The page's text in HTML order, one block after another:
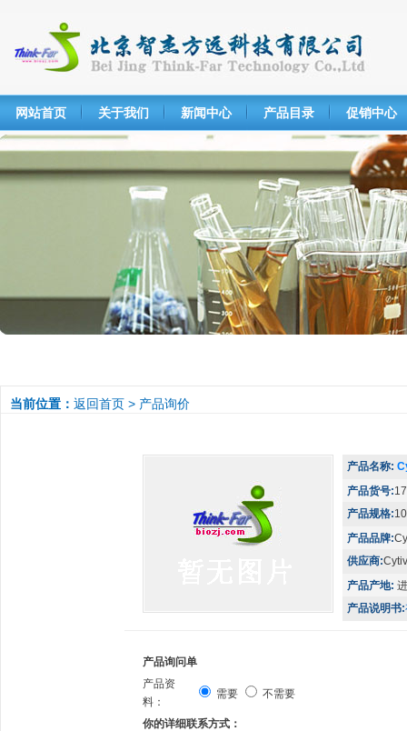
网站首页 关于我们 新闻中心 产品目录 促销中心
当前位置： 返回首页 > 产品询价
产品名称:
产品货号:
产品规格:
产品品牌:
供应商:
产品产地:
产品说明书:
产品询问单
产品资
料：
需要 不需要
你的详细联系方式：